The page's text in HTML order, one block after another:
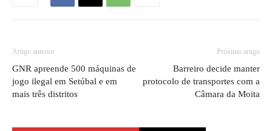
Artigo anterior
GNR apreende 500 máquinas de
jogo ilegal em Setúbal e em
mais três distritos
Próximo artigo
Barreiro decide manter
protocolo de transportes com a
Câmara da Moita